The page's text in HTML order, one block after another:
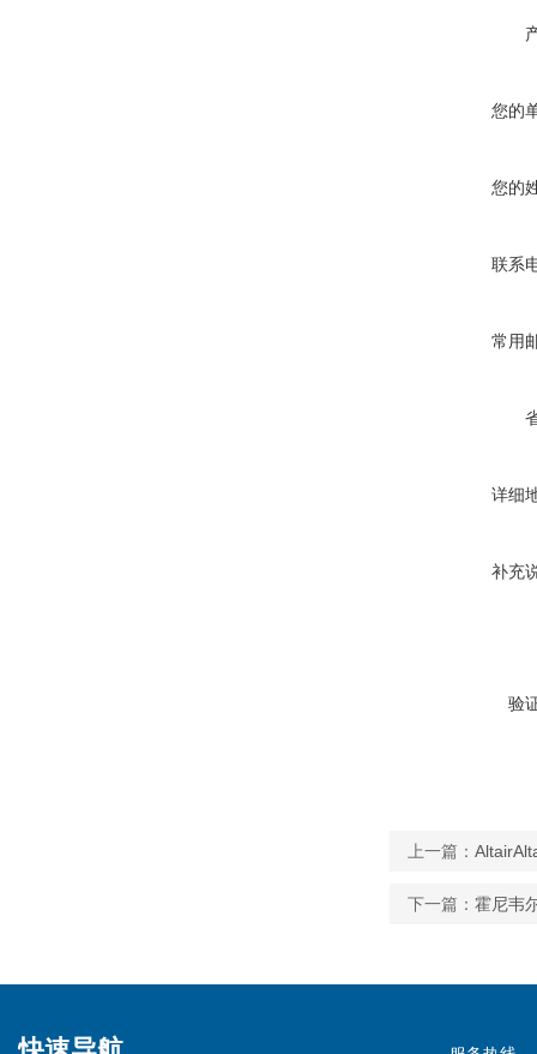
您的
您的
联系
常用
详细
补充
验
上一篇：
下一篇： 霍尼韦